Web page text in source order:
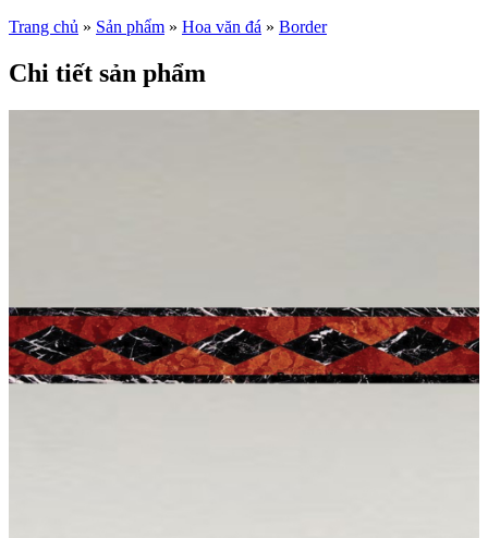
Trang chủ » Sản phẩm » Hoa văn đá » Border
Chi tiết sản phẩm